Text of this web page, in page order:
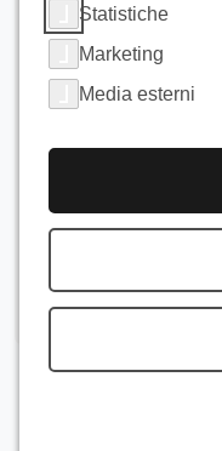
Statistiche
Marketing
Media esterni